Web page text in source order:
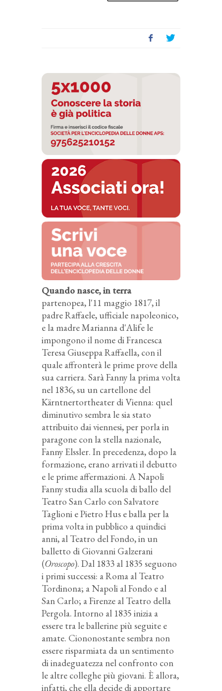
Quando nasce, in terra
partenopea, l'11 maggio 1817, il
padre Raffaele, ufficiale napoleonico,
e la madre Marianna d'Alife le
impongono il nome di Francesca
Teresa Giuseppa Raffaella, con il
quale affronterà le prime prove della
sua carriera. Sarà Fanny la prima volta
nel 1836, su un cartellone del
Kärntnertortheater di Vienna: quel
diminutivo sembra le sia stato
attribuito dai viennesi, per porla in
paragone con la stella nazionale,
Fanny Elssler. In precedenza, dopo la
formazione, erano arrivati il debutto
e le prime affermazioni. A Napoli
Fanny studia alla scuola di ballo del
Teatro San Carlo con Salvatore
Taglioni e Pietro Hus e balla per la
prima volta in pubblico a quindici
anni, al Teatro del Fondo, in un
balletto di Giovanni Galzerani
(Oroscopo). Dal 1833 al 1835 seguono
i primi successi: a Roma al Teatro
Tordinona; a Napoli al Fondo e al
San Carlo; a Firenze al Teatro della
Pergola. Intorno al 1835 inizia a
essere tra le ballerine più seguite e
amate. Ciononostante sembra non
essere risparmiata da un sentimento
di inadeguatezza nel confronto con
le altre colleghe più giovani. È allora,
infatti, che ella decide di apportare